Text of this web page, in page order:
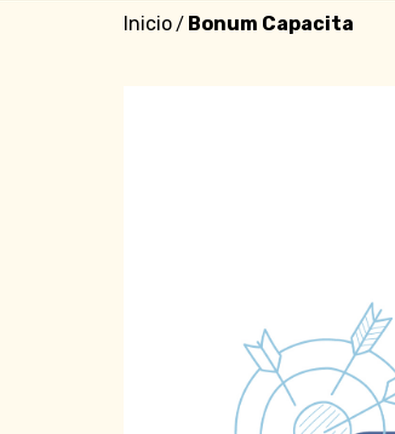
Inicio/ Bonum Capacita